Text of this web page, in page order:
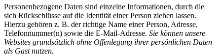
Personenbezogene Daten sind einzelne Informationen, durch die
sich Rückschlüsse auf die Identität einer Person ziehen lassen.
Hierzu gehören z. B. der richtige Name einer Person, Adresse,
Telefonnummer(n) sowie die E-Mail-Adresse. Sie können unsere
Websites grundsätzlich ohne Offenlegung ihrer persönlichen Daten
als Gast nutzen.